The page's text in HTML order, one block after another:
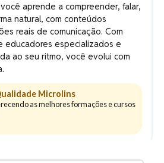
aprende a compreender, falar,
natural, com conteúdos
reais de comunicação. Com
educadores especializados e
ao seu ritmo, você evolui com
Microlins
as melhores formações e cursos